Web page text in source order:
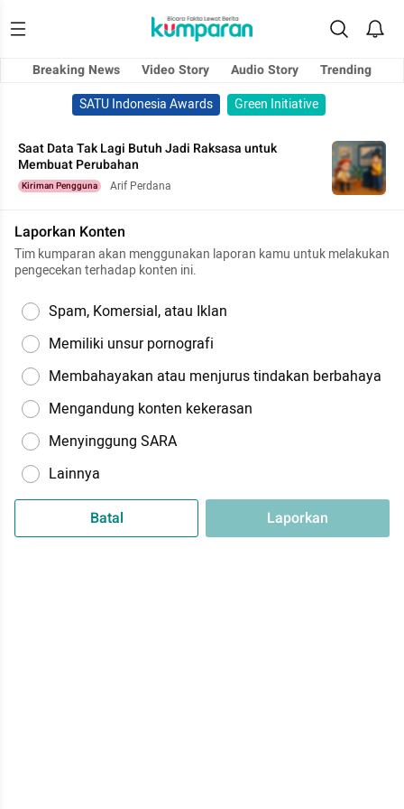
Breaking News Video Story Audio Story
Trending
SATU Indonesia Awards
Green Initiative
Saat Data Tak Lagi Butuh Jadi Raksasa untuk
Membuat Perubahan
Kiriman Pengguna Arif Perdana
Laporkan Konten
Tim kumparan akan menggunakan laporan kamu untuk melakukan
pengecekan terhadap konten ini.
Spam, Komersial, atau Iklan
Memiliki unsur pornografi
Membahayakan atau menjurus tindakan berbahaya
Mengandung konten kekerasan
Menyinggung SARA
Lainnya
Batal Laporkan